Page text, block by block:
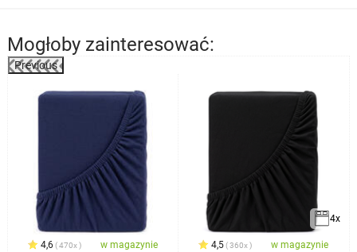
Mogłoby zainteresować:
Previous
4,6 470x w magazynie
4x
4,5 360x w magazynie